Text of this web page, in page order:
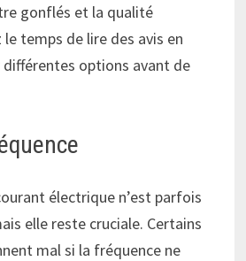
gonflés et la qualité
temps de lire des avis en
options avant de
électrique n’est parfois
elle reste cruciale. Certains
mal si la fréquence ne